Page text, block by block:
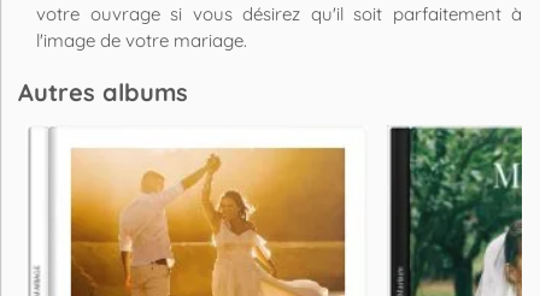
votre ouvrage si vous désirez qu'il soit parfaitement à
l'image de votre mariage.
Autres albums